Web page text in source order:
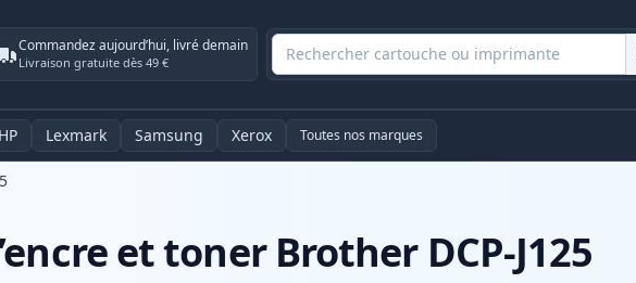
Commandez aujourd’hui, livré demain
Livraison gratuite dès 49 €
HP Lexmark Samsung Xerox Toutes nos marques
et toner Brother DCP-J125